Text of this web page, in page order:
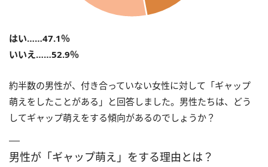
はい……47.1％
いいえ……52.9％
約半数の男性が、付き合っていない女性に対して「ギャップ
萌えをしたことがある」と回答しました。男性たちは、どう
してギャップ萌えをする傾向があるのでしょうか？
男性が「ギャップ萌え」をする理由とは？